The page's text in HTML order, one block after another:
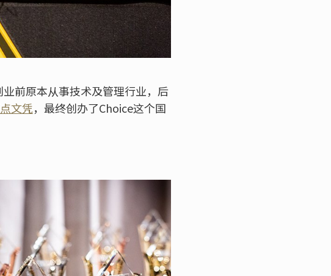
前原本从事技术及管理行业，后
文凭，最终创办了Choice这个国